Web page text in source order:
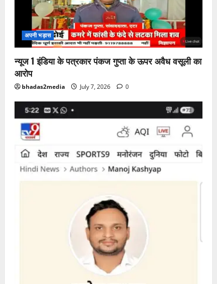
अपनी भड़ास
न्यूज 1 इंडिया के पत्रकार पंकज गुप्ता के ऊपर अवैध वसूली का
आरोप
bhadas2media July 7, 2026 0